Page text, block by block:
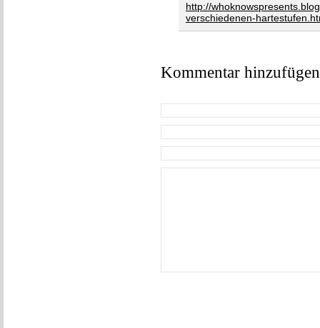
http://
verschiedenen-
Kommentar hinzufügen